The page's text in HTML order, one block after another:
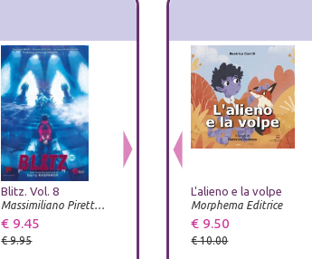
Blitz. Vol. 8
Massimiliano Piretti Editore
€ 9.45
€ 9.95
Humanity elect
Prospettiva Editrice Luni Editrice
L'alieno e la volpe
Morphema Editrice
€ 9.50
€ 10.00